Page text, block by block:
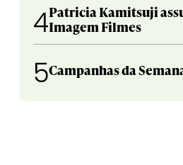
4Patricia Kamitsuji
Imagem Filmes
5Campanhas da